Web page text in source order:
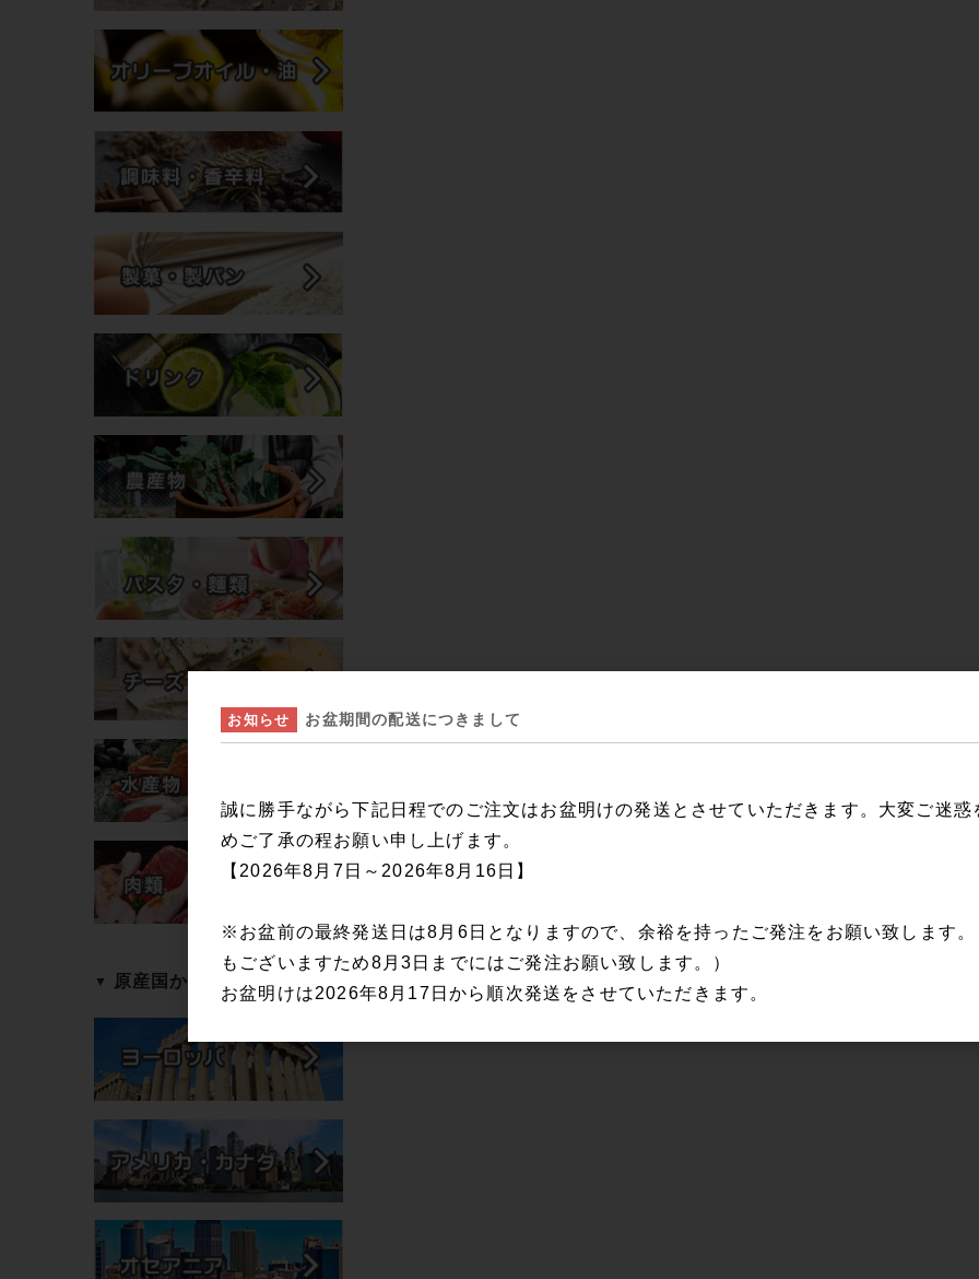
原産国から探す
お知らせ お盆期間の配送につきまして
誠に勝手ながら下記日程でのご注文はお盆明けの発送とさせていただきます。大変ご迷
めご了承の程お願い申し上げます。
【2026年8月7日～2026年8月16日】
※お盆前の最終発送日は8月6日となりますので、余裕を持ったご発注をお願い致します
もございますため8月3日までにはご発注お願い致します。）
お盆明けは2026年8月17日から順次発送をさせていただきます。